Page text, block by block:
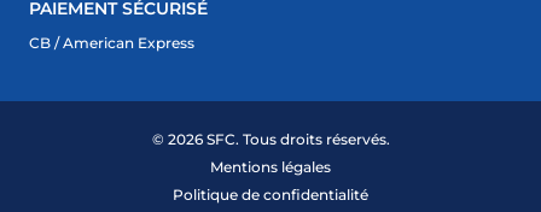
DEVENIR MEMBRE
PAIEMENT SÉCURISÉ
CB / American Express
© 2026 SFC. Tous droits réservés.
Mentions légales
Politique de confidentialité